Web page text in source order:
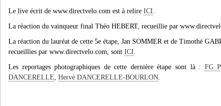
Le live écrit de www.directvelo.com est à relire ICI.
La réaction du vainqueur final Théo HEBERT, recueillie par
La réaction du lauréat de cette 5e étape, Jan SOMMER et de Timothé
recueillies par www.directvelo.com, sont ICI.
Les reportages photographiques de cette dernière étape sont là : FG
DANCERELLE, Hervé DANCERELLE-BOURLON.